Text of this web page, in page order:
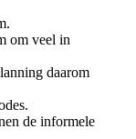
om veel in
daarom
de informele